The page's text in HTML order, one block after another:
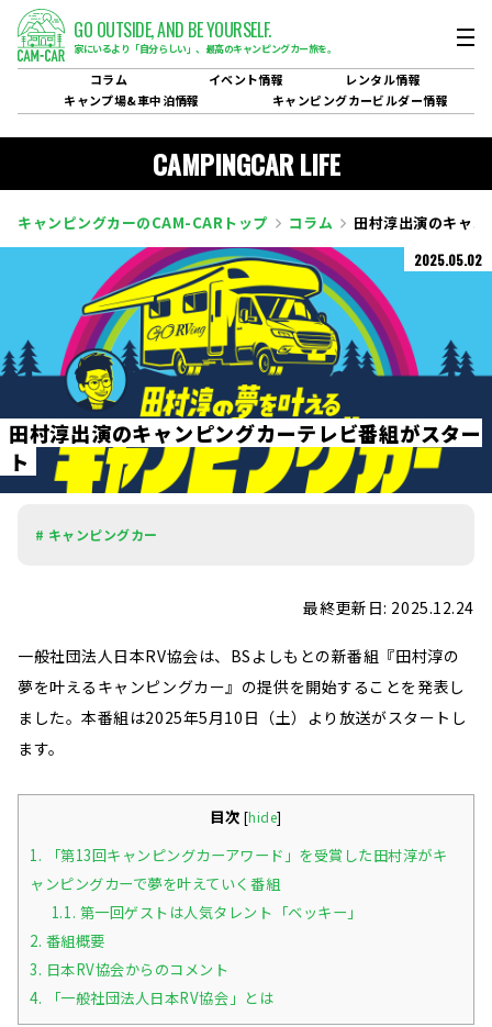
GO OUTSIDE,AND BE YOURSELF.
家にいるより「自分らしい」、 最高のキャンピングカー旅を。
コラム イベント情報 レンタル情報
キャンプ場&車中泊情報 キャンピングカービルダー情報
CAMPINGCAR LIFE
キャンピングカーのCAM-CARトップ コラム 田村淳出演のキャ
2025.05.02
田村淳出演のキャンピングカーテレビ番組がスター
ト
# キャンピングカー
最終更新日: 2025.12.24
一般社団法人日本RV協会は、BSよしもとの新番組『田村淳の
夢を叶えるキャンピングカー』の提供を開始することを発表し
ました。本番組は2025年5月10日（土）より放送がスタートし
ます。
目次 [hide]
1. 「第13回キャンピングカーアワード」を受賞した田村淳がキ
ャンピングカーで夢を叶えていく番組
1.1. 第一回ゲストは人気タレント「ベッキー」
2. 番組概要
3. 日本RV協会からのコメント
4. 「一般社団法人日本RV協会」とは